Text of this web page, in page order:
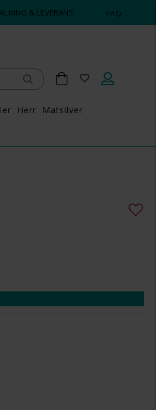
& LEVERANS FAQ
Herr
Matsilver